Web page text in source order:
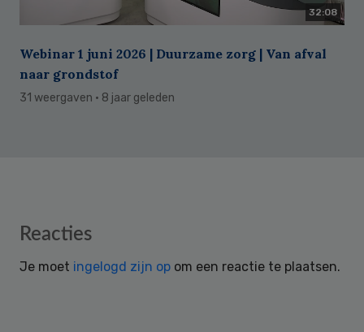
32:08
Webinar 1 juni 2026 | Duurzame zorg | Van afval
naar grondstof
31 weergaven · 8 jaar geleden
Reader
Reacties
Je moet ingelogd zijn op om een reactie te plaatsen.